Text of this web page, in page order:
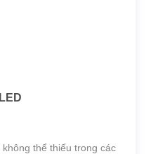
thể thiếu trong các